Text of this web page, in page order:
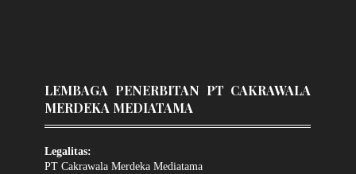
LEMBAGA PENERBITAN PT CAKRAWALA
MERDEKA MEDIATAMA
Legalitas:
PT Cakrawala Merdeka Mediatama